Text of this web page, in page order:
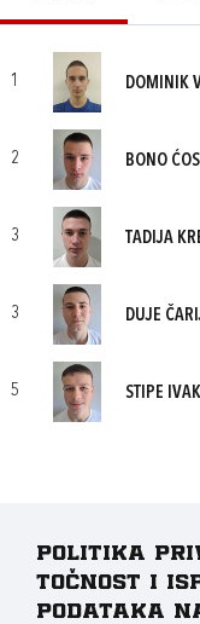
1 DOMINIK
2 BONO
3 TADIJA
3 DUJE
5 STIPE
Politika
točnost i
podataka